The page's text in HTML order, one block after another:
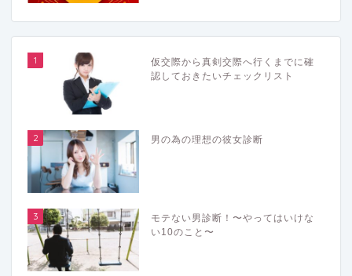
1
仮交際から真剣交際へ行くまでに確
認しておきたいチェックリスト
2 男の為の理想の彼女診断
3
モテない男診断！〜やってはいけな
い10のこと〜